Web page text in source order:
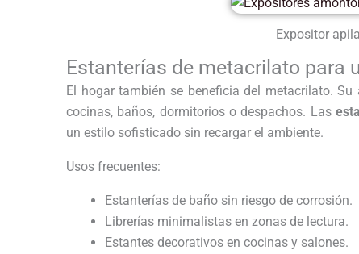
Expositor
Estanterías de metacrilato para
El hogar también se beneficia del metacrilato.
cocinas, baños, dormitorios o despachos. Las
un estilo sofisticado sin recargar el ambiente.
Usos frecuentes:
Estanterías de baño sin riesgo de corrosión.
Librerías minimalistas en zonas de lectura.
Estantes decorativos en cocinas y salones.